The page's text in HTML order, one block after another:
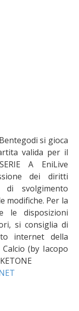
si gioca
valida per il
A EniLive
dei diritti
svolgimento
modifiche. Per la
le disposizioni
si consiglia di
internet della
(by Iacopo